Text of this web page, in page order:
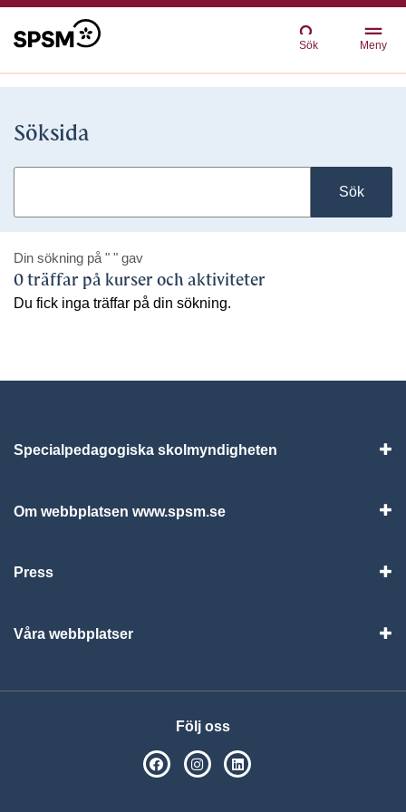
Sök Meny
Söksida
Sök
Din sökning på " " gav
0 träffar på kurser och aktiviteter
Du fick inga träffar på din sökning.
Specialpedagogiska skolmyndigheten
Om webbplatsen www.spsm.se
Press
Våra webbplatser
Följ oss
SPSM på Facebook
SPSM på Instagram